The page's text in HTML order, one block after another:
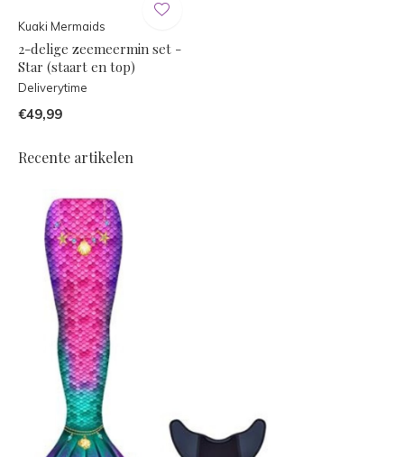
Kuaki Mermaids
2-delige zeemeermin set -
Star (staart en top)
Deliverytime
€49,99
Recente artikelen